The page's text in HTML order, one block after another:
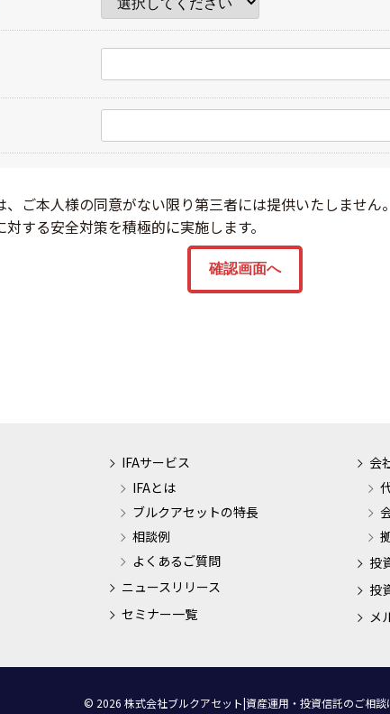
ご本人様の同意がない限り第三者には提供いたしませ
する安全対策を積極的に実施します。
IFAサービス
IFAとは
ブルクアセットの特長
相談例
よくあるご質問
ニュースリリース
セミナー一覧
会
投
投
メ
© 2026 株式会社ブルクアセット|資産運用・投資信託のご相談